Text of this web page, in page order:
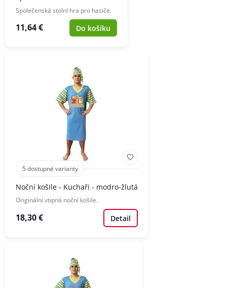
Společenská stolní hra pro hasiče.
11,64 € Do košíku
5 dostupné varianty
Noční košile - Kuchaři - modro-žlutá
Originální vtipná noční košile.
18,30 € Detail